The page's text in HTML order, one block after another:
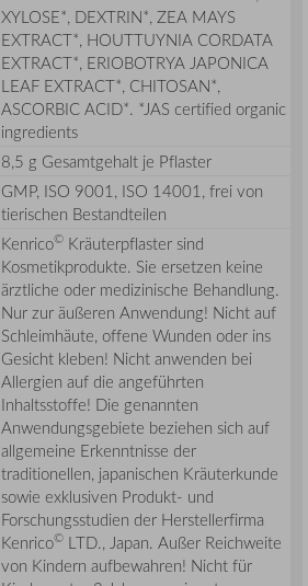
XYLOSE*, DEXTRIN*, ZEA MAYS
EXTRACT*, HOUTTUYNIA CORDATA
EXTRACT*, ERIOBOTRYA JAPONICA
LEAF EXTRACT*, CHITOSAN*,
ASCORBIC ACID*. *JAS certified organic
ingredients
8,5 g Gesamtgehalt je Pflaster
GMP, ISO 9001, ISO 14001, frei von
tierischen Bestandteilen
Kenrico© Kräuterpflaster sind
Kosmetikprodukte. Sie ersetzen keine
ärztliche oder medizinische Behandlung.
Nur zur äußeren Anwendung! Nicht auf
Schleimhäute, offene Wunden oder ins
Gesicht kleben! Nicht anwenden bei
Allergien auf die angeführten
Inhaltsstoffe! Die genannten
Anwendungsgebiete beziehen sich auf
allgemeine Erkenntnisse der
traditionellen, japanischen Kräuterkunde
sowie exklusiven Produkt- und
Forschungsstudien der Herstellerfirma
Kenrico© LTD., Japan. Außer Reichweite
von Kindern aufbewahren! Nicht für